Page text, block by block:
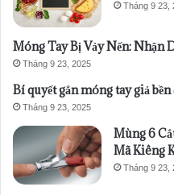
Tháng 9 23,
Móng Tay Bị Vảy Nến: Nhận
Tháng 9 23, 2025
Bí quyết gắn móng tay giả
Tháng 9 23, 2025
Mùng 6
Mã Kiêng
Tháng 9 23,